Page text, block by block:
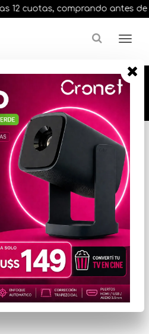
cuotas, comprando antes de
todos nuestros artículos,
las 13 hrs. envíos en el
🔥🔥🔥